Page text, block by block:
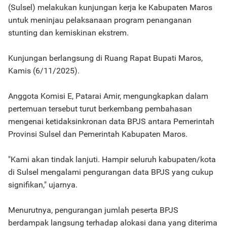
(Sulsel) melakukan kunjungan kerja ke Kabupaten Maros
untuk meninjau pelaksanaan program penanganan
stunting dan kemiskinan ekstrem.
Kunjungan berlangsung di Ruang Rapat Bupati Maros,
Kamis (6/11/2025).
Anggota Komisi E, Patarai Amir, mengungkapkan dalam
pertemuan tersebut turut berkembang pembahasan
mengenai ketidaksinkronan data BPJS antara Pemerintah
Provinsi Sulsel dan Pemerintah Kabupaten Maros.
"Kami akan tindak lanjuti. Hampir seluruh kabupaten/kota
di Sulsel mengalami pengurangan data BPJS yang cukup
signifikan," ujarnya.
Menurutnya, pengurangan jumlah peserta BPJS
berdampak langsung terhadap alokasi dana yang diterima